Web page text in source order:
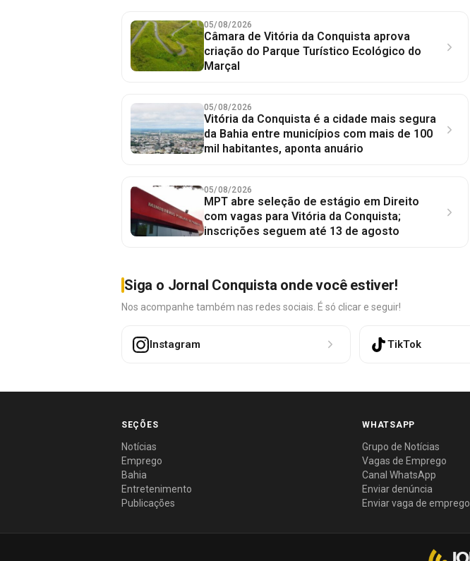
05/08/2026
Câmara de Vitória da Conquista aprova
criação do Parque Turístico Ecológico do
Marçal
05/08/2026
Vitória da Conquista é a cidade mais segura
da Bahia entre municípios com mais de 100
mil habitantes, aponta anuário
05/08/2026
MPT abre seleção de estágio em Direito
com vagas para Vitória da Conquista;
inscrições seguem até 13 de agosto
Siga o Jornal Conquista onde você estiver!
Nos acompanhe também nas redes sociais. É só clicar e seguir!
Instagram TikTok
SEÇÕES
Notícias
Emprego
Bahia
Entretenimento
Publicações
WHATSAPP
Grupo de Notícias
Vagas de Emprego
Canal WhatsApp
Enviar denúncia
Enviar vaga de emprego